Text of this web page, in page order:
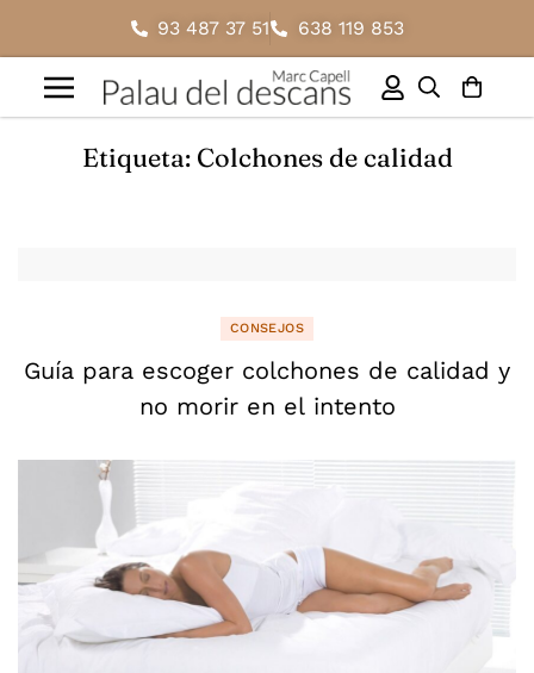
93 487 37 51 638 119 853
Etiqueta: Colchones de calidad
CONSEJOS
Guía para escoger colchones de calidad y
no morir en el intento